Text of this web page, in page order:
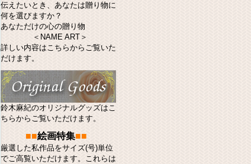
伝えたいとき、あなたは贈り物に
何を選びますか？
あなただけの心の贈り物
＜NAME ART＞
詳しい内容はこちらからご覧いた
だけます。
鈴木麻紀のオリジナルグッズはこ
ちらからご覧いただけます。
■■絵画特集■■
厳選した私作品をサイズ(号)単位
でご高覧いただけます。これらは